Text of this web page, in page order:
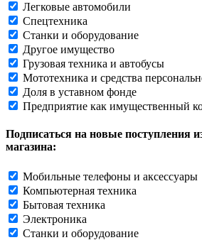
Легковые автомобили
Спецтехника
Станки и оборудование
Другое имущество
Грузовая техника и автобусы
Мототехника и средства
Доля в уставном фонде
Предприятие как имущественный
Подписаться на новые поступления
магазина:
Мобильные телефоны и аксессуары
Компьютерная техника
Бытовая техника
Электроника
Станки и оборудование